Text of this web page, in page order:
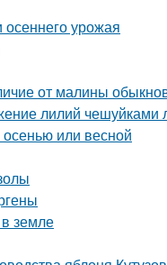
осеннего урожая
от малины
лилий чешуйками
или весной
земле